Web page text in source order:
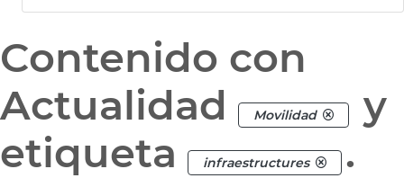
Contenido con
Actualidad
Movilidad
y
etiqueta
infraestructures .